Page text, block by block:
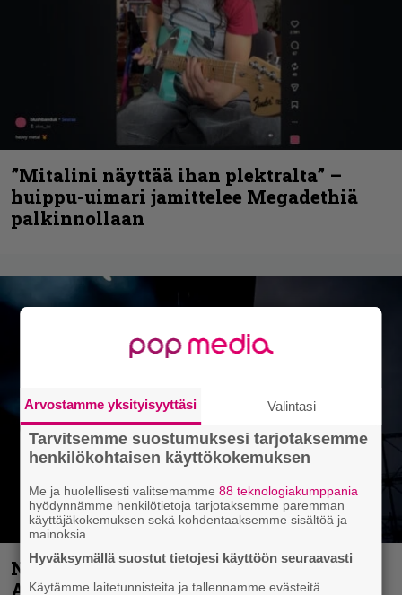
”Mitalini näyttää ihan plektralta” –
huippu-uimari jamittelee Megadethiä
palkinnollaan
Näin lähtee Ghostin Tobias Forgelta
Accept – menossa mukana myös
Arvostamme yksityisyyttäsi Valintasi
Tarvitsemme suostumuksesi tarjotaksemme
henkilökohtaisen käyttökokemuksen
Me ja huolellisesti valitsemamme88 teknologiakumppania
hyödynnämme henkilötietoja tarjotaksemme paremman
käyttäjäkokemuksen sekä kohdentaaksemme sisältöä ja
mainoksia.
Hyväksymällä suostut tietojesi käyttöön seuraavasti
Käytämme laitetunnisteita ja tallennamme evästeitä